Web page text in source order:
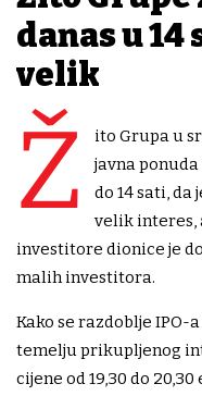
danas u
velik
Ž
ito Grupa u
javna
do 14 sati, da
velik interes,
investitore dionice je
malih investitora.
Kako se razdoblje IPO-
temelju prikupljenog
cijene od 19,30 do